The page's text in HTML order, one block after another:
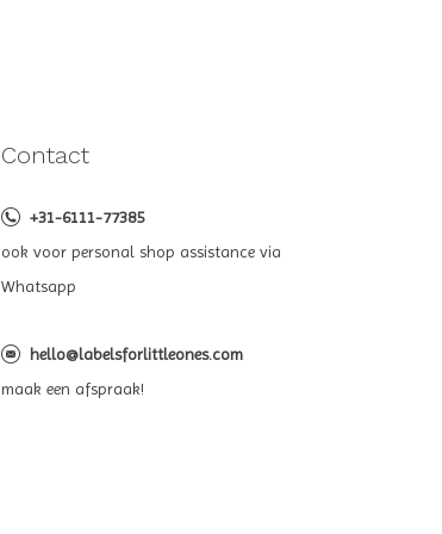
Contact
+31-6111-77385
ook voor personal shop assistance via
Whatsapp
hello@labelsforlittleones.com
maak een afspraak!